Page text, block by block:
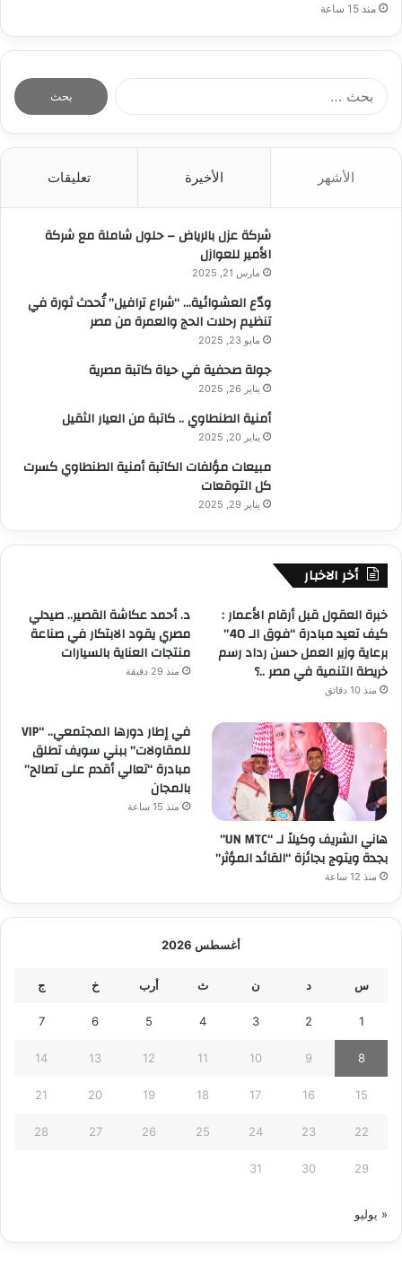
منذ 15 ساعة
الأشهر الأخيرة تعليقات
شركة عزل بالرياض – حلول شاملة مع شركة
الأمير للعوازل
مارس 21, 2025
ودّع العشوائية… “شراع ترافيل” تُحدث ثورة في
تنظيم رحلات الحج والعمرة من مصر
مايو 23, 2025
جولة صحفية في حياة كاتبة مصرية
يناير 26, 2025
أمنية الطنطاوي .. كاتبة من العيار الثقيل
يناير 20, 2025
مبيعات مؤلفات الكاتبة أمنية الطنطاوي كسرت
كل التوقعات
يناير 29, 2025
أخر الاخبار
خبرة العقول قبل أرقام الأعمار :
كيف تعيد مبادرة “فوق الـ 40”
برعاية وزير العمل حسن رداد رسم
خريطة التنمية في مصر ..؟
منذ 10 دقائق
د. أحمد عكاشة القصير.. صيدلي
مصري يقود الابتكار في صناعة
منتجات العناية بالسيارات
منذ 29 دقيقة
هاني الشريف وكيلاً لـ “UN MTC”
بجدة ويتوج بجائزة “القائد المؤثر”
منذ 12 ساعة
في إطار دورها المجتمعي.. “VIP
للمقاولات” ببني سويف تطلق
مبادرة “تعالي أقدم على تصالح”
بالمجان
منذ 15 ساعة
أغسطس 2026
س د ن ث أرب خ ج
1
2
3
4
5
6
7
8
9
10
11
12
13
14
15
16
17
18
19
20
21
22
23
24
25
26
27
28
29
30
31
« يوليو